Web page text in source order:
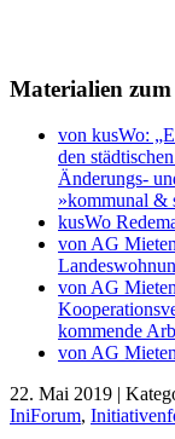
Materialien
von kusWo:
den
Änderungs-
»kommunal &
kusWo
von AG
von AG
kommende
von AG
22. Mai 2019 |
IniForum,